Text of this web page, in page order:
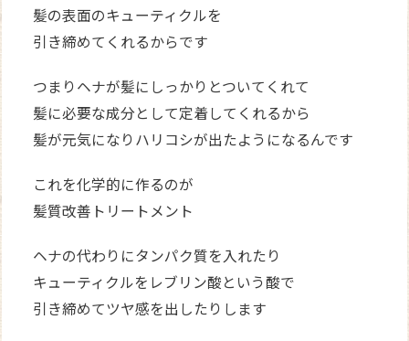
髪の表面のキューティクルを
引き締めてくれるからです
つまりヘナが髪にしっかりとついてくれて
髪に必要な成分として定着してくれるから
髪が元気になりハリコシが出たようになるんです
これを化学的に作るのが
髪質改善トリートメント
ヘナの代わりにタンパク質を入れたり
キューティクルをレブリン酸という酸で
引き締めてツヤ感を出したりします